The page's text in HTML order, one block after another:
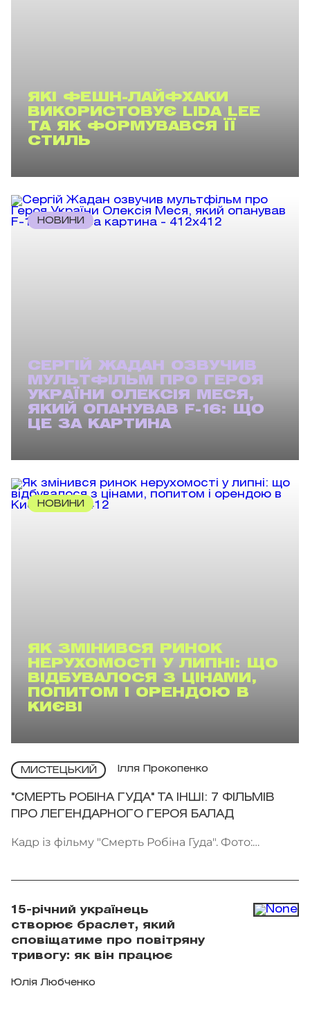
ЯКІ ФЕШН-ЛАЙФХАКИ
ВИКОРИСТОВУЄ LIDA LEE
ТА ЯК ФОРМУВАВСЯ ЇЇ
СТИЛЬ
НОВИНИ
СЕРГІЙ ЖАДАН ОЗВУЧИВ
МУЛЬТФІЛЬМ ПРО ГЕРОЯ
УКРАЇНИ ОЛЕКСІЯ МЕСЯ,
ЯКИЙ ОПАНУВАВ F-16: ЩО
ЦЕ ЗА КАРТИНА
НОВИНИ
ЯК ЗМІНИВСЯ РИНОК
НЕРУХОМОСТІ У ЛИПНІ: ЩО
ВІДБУВАЛОСЯ З ЦІНАМИ,
ПОПИТОМ І ОРЕНДОЮ В
КИЄВІ
МИСТЕЦЬКИЙ Ілля Прокопенко
"СМЕРТЬ РОБІНА ГУДА" ТА ІНШІ: 7 ФІЛЬМІВ
ПРО ЛЕГЕНДАРНОГО ГЕРОЯ БАЛАД
Кадр із фільму "Смерть Робіна Гуда". Фото:
15-річний українець
створює браслет, який
сповіщатиме про повітряну
тривогу: як він працює
Юлія Любченко